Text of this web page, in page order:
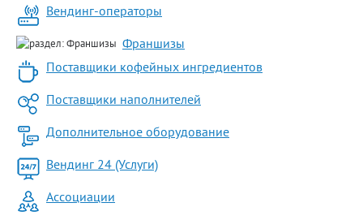
Вендинг-операторы
Франшизы
Поставщики кофейных ингредиентов
Поставщики наполнителей
Дополнительное оборудование
Вендинг 24 (Услуги)
Ассоциации